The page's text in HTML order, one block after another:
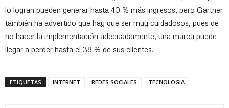
lo logran pueden generar hasta 40 % más ingresos, pero Gartner
también ha advertido que hay que ser muy cuidadosos, pues de
no hacer la implementación adecuadamente, una marca puede
llegar a perder hasta el 38 % de sus clientes.
ETIQUETAS INTERNET REDES SOCIALES TECNOLOGIA